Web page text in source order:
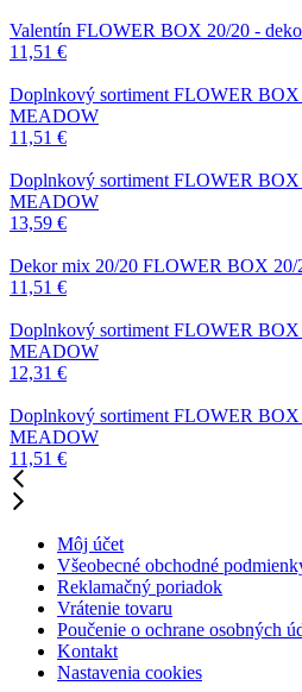
Valentín FLOWER BOX 20/20 -
11,51 €
Doplnkový sortiment FLOWER BOX
MEADOW
11,51 €
Doplnkový sortiment FLOWER BOX
MEADOW
13,59 €
Dekor mix 20/20 FLOWER BOX
11,51 €
Doplnkový sortiment FLOWER BOX
MEADOW
12,31 €
Doplnkový sortiment FLOWER BOX
MEADOW
11,51 €
Môj účet
Všeobecné obchodné
Reklamačný poriadok
Vrátenie tovaru
Poučenie o ochrane osobných
Kontakt
Nastavenia cookies